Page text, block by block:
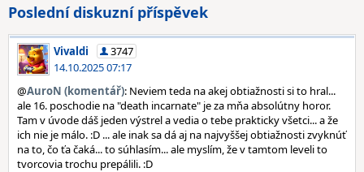
Poslední diskuzní příspěvek
Vivaldi
3747
14.10.2025 07:17
@AuroN (komentář): Neviem teda na akej obtiažnosti si to hral...
ale 16. poschodie na "death incarnate" je za mňa absolútny horor.
Tam v úvode dáš jeden výstrel a vedia o tebe prakticky všetci... a že
ich nie je málo. :D ... ale inak sa dá aj na najvyššej obtiažnosti zvyknúť
na to, čo ťa čaká... to súhlasím... ale myslím, že v tamtom leveli to
tvorcovia trochu prepálili. :D